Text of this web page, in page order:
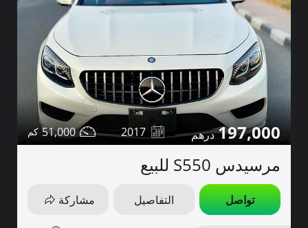
197,000
2017
51,000
مرسيدس S550 للبيع
تواصل التفاصيل مشاركة